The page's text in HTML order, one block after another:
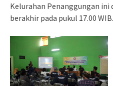
Kelurahan Penanggungan ini
berakhir pada pukul 17.00 WIB.